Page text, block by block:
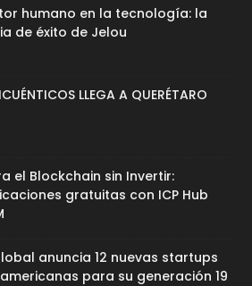
humano en la tecnología: la
de éxito de Jelou
LLEGA A QUERÉTARO
el Blockchain sin Invertir:
gratuitas con ICP Hub
anuncia 12 nuevas startups
para su generación 19